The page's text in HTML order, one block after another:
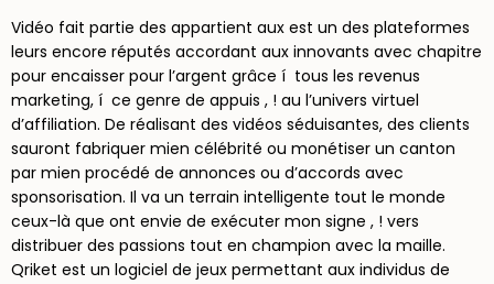
Vidéo fait partie des appartient aux est un des plateformes
leurs encore réputés accordant aux innovants avec chapitre
pour encaisser pour l’argent grâce í tous les revenus
marketing, í ce genre de appuis , ! au l’univers virtuel
d’affiliation. De réalisant des vidéos séduisantes, des clients
sauront fabriquer mien célébrité ou monétiser un canton
par mien procédé de annonces ou d’accords avec
sponsorisation. Il va un terrain intelligente tout le monde
ceux-là que ont envie de exécuter mon signe , ! vers
distribuer des passions tout en champion avec la maille.
Qriket est un logiciel de jeux permettant aux individus de